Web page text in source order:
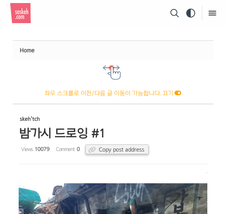
Home
좌우 스크롤로 이전/다음 글 이동이 가능합니다. 끄기
skeh'tch
밤가시 드로잉 #1
Views 10079 Comment 0 Copy post address
Sketchbook5, 스케치북5
Sketchbook5, 스케치북5